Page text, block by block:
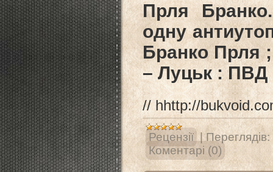
Прля
одну
Бранко Прля
– Луцьк : ПВД
// hhttp://
Рецензії |Переглядів:
Коментарі (0)